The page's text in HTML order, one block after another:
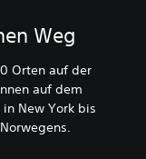
Weg
Orten auf der
auf dem
New York bis